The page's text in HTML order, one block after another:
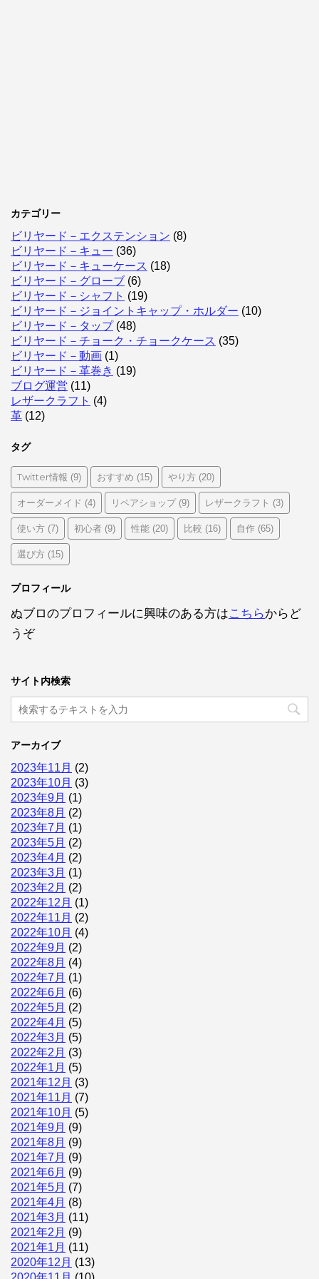
カテゴリー
ビリヤード－エクステンション (8)
ビリヤード－キュー (36)
ビリヤード－キューケース (18)
ビリヤード－グローブ (6)
ビリヤード－シャフト (19)
ビリヤード－ジョイントキャップ・ホルダー (10)
ビリヤード－タップ(48)
ビリヤード－チョーク・チョークケース (35)
ビリヤード－動画 (1)
ビリヤード－革巻き (19)
ブログ運営 (11)
レザークラフト (4)
革 (12)
タグ
Twitter情報 (9) おすすめ (15) やり方 (20)
オーダーメイド (4) リペアショップ(9) レザークラフト (3)
使い方 (7) 初心者 (9) 性能 (20) 比較 (16) 自作 (65)
選び方 (15)
プロフィール
ぬブロのプロフィールに興味のある方はこちらからど
うぞ
サイト内検索
アーカイブ
2023年11月 (2)
2023年10月 (3)
2023年9月 (1)
2023年8月 (2)
2023年7月 (1)
2023年5月 (2)
2023年4月 (2)
2023年3月 (1)
2023年2月 (2)
2022年12月 (1)
2022年11月 (2)
2022年10月 (4)
2022年9月 (2)
2022年8月 (4)
2022年7月 (1)
2022年6月 (6)
2022年5月 (2)
2022年4月 (5)
2022年3月 (5)
2022年2月 (3)
2022年1月 (5)
2021年12月 (3)
2021年11月 (7)
2021年10月 (5)
2021年9月 (9)
2021年8月 (9)
2021年7月 (9)
2021年6月 (9)
2021年5月 (7)
2021年4月 (8)
2021年3月 (11)
2021年2月 (9)
2021年1月 (11)
2020年12月 (13)